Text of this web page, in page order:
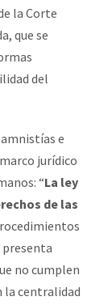
la Corte
que se
del
e
jurídico
“La ley
de las
no cumplen
la centralidad